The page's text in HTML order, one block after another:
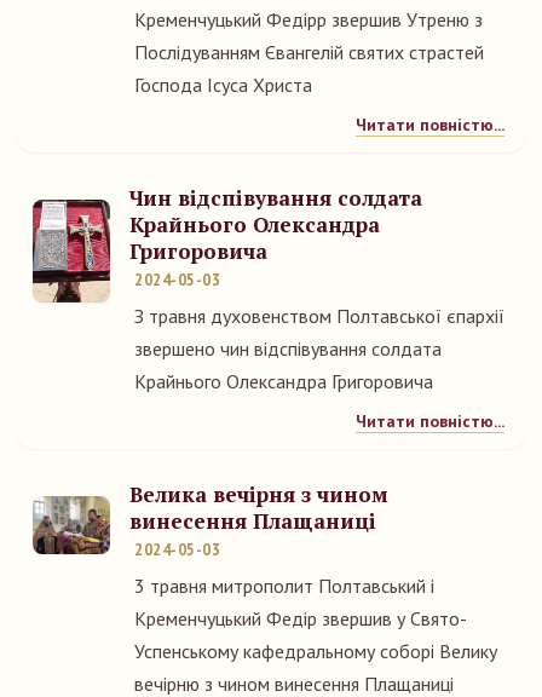
Кременчуцький Федірр звершив Утреню з
Послідуванням Євангелій святих страстей
Господа Ісуса Христа
Читати повністю...
Чин відспівування солдата
Крайнього Олександра
Григоровича
2024-05-03
З травня духовенством Полтавської єпархії
звершено чин відспівування солдата
Крайнього Олександра Григоровича
Читати повністю...
Велика вечірня з чином
винесення Плащаниці
2024-05-03
3 травня митрополит Полтавський і
Кременчуцький Федір звершив у Свято-
Успенському кафедральному соборі Велику
вечірню з чином винесення Плащаниці